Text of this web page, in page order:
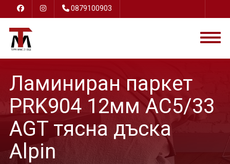
0879100903
Ламиниран паркет
PRK904 12мм AC5/33
AGT тясна дъска
Alpin